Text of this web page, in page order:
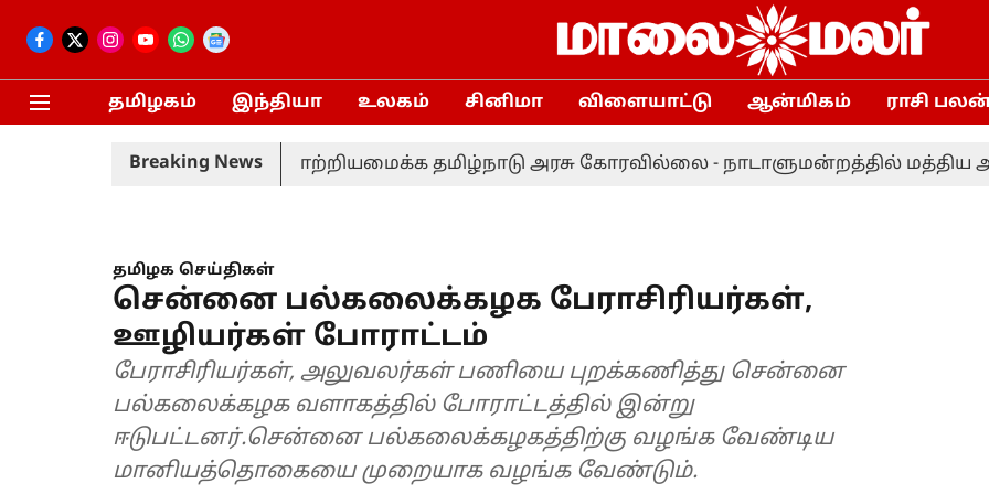
தமிழகம் இந்தியா உலகம் சினிமா விளையாட்டு ஆன்மிகம் ராசி
Breaking News
நிலைய திட்டத்தை மாற்றியமைக்க தமிழ்நாடு அரசு கோரவில்லை - நாடாளுமன்றத்தில் மத்திய அரசு
தமிழக செய்திகள்
சென்னை பல்கலைக்கழக பேராசிரியர்கள்,
ஊழியர்கள் போராட்டம்
பேராசிரியர்கள், அலுவலர்கள் பணியை புறக்கணித்து சென்னை
பல்கலைக்கழக வளாகத்தில் போராட்டத்தில் இன்று
ஈடுபட்டனர்.சென்னை பல்கலைக்கழகத்திற்கு வழங்க வேண்டிய
மானியத்தொகையை முறையாக வழங்க வேண்டும்.